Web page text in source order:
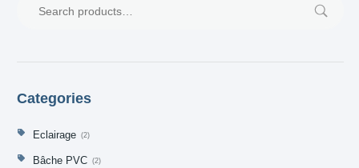
Categories
Eclairage 2
Bâche PVC 2